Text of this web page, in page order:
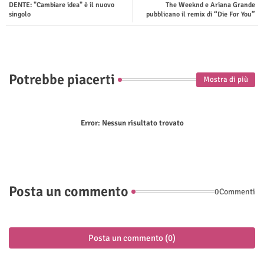
ter
The Weeknd e Ariana Grande
pubblicano il remix di “Die For You”
DENTE: "Cambiare idea" è il nuovo
singolo
Potrebbe piacerti Mostra di più
Error: Nessun risultato trovato
Posta un commento 0Commenti
Posta un commento (0)